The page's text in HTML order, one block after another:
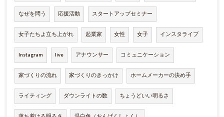
なぜを問う 応援活動 スタートアップセミナー
女子たちよ立ち上がれ 起業家 女性 女子 インスタライブ
Instagram live アナウンサー コミュニケーション
家づくりの流れ 家づくりのきっかけ ホームメーカーの決め手
ライティング ダウンライトの数 ちょうどいい明るさ